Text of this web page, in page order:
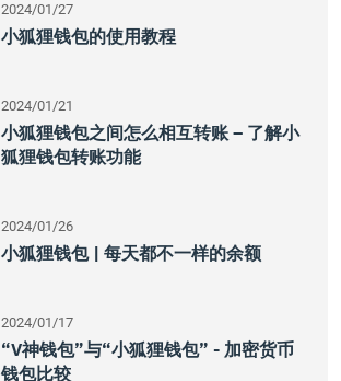
2024/01/27
小狐狸钱包的使用教程
2024/01/21
小狐狸钱包之间怎么相互转账 – 了解小
狐狸钱包转账功能
2024/01/26
小狐狸钱包 | 每天都不一样的余额
2024/01/17
“v神钱包”与“小狐狸钱包” - 加密货币
钱包比较